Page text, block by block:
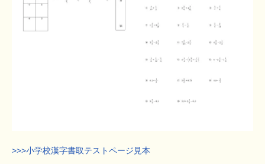
>>>小学校漢字書取テストページ見本